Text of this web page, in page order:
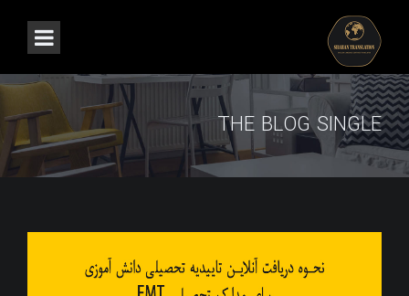
THE BLOG SINGLE